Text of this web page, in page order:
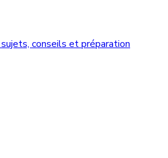
conseils et préparation